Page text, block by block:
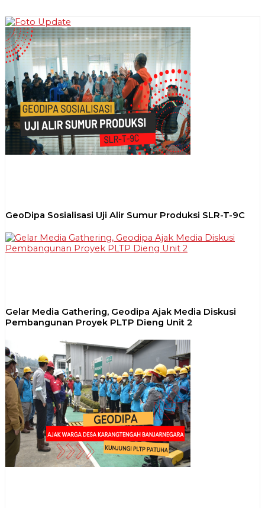
GeoDipa Sosialisasi Uji Alir Sumur Produksi SLR-T-9C
Gelar Media Gathering, Geodipa Ajak Media Diskusi
Pembangunan Proyek PLTP Dieng Unit 2